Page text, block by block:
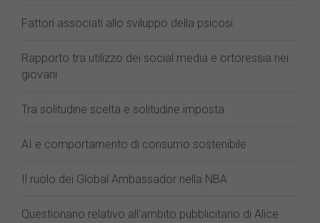
Fattori associati allo sviluppo della psicosi
Rapporto tra utilizzo dei social media e ortoressia nei
giovani
Tra solitudine scelta e solitudine imposta
AI e comportamento di consumo sostenibile
Il ruolo dei Global Ambassador nella NBA
Questionario relativo all'ambito pubblicitario di Alice